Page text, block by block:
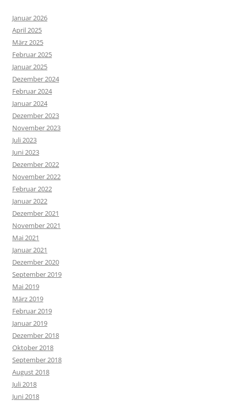
Januar 2026
April 2025
März 2025
Februar 2025
Januar 2025
Dezember 2024
Februar 2024
Januar 2024
Dezember 2023
November 2023
Juli 2023
Juni 2023
Dezember 2022
November 2022
Februar 2022
Januar 2022
Dezember 2021
November 2021
Mai 2021
Januar 2021
Dezember 2020
September 2019
Mai 2019
März 2019
Februar 2019
Januar 2019
Dezember 2018
Oktober 2018
September 2018
August 2018
Juli 2018
Juni 2018